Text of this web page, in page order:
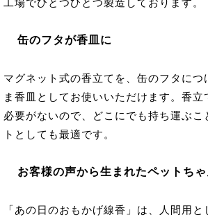
工場でひとつひとつ製造しております。
缶のフタが香皿に
マグネット式の香立てを、缶のフタにつ
ま香皿としてお使いいただけます。香立
必要がないので、どこにでも持ち運ぶこ
トとしても最適です。
お客様の声から生まれたペットちゃ
「あの日のおもかげ線香」は、人間用